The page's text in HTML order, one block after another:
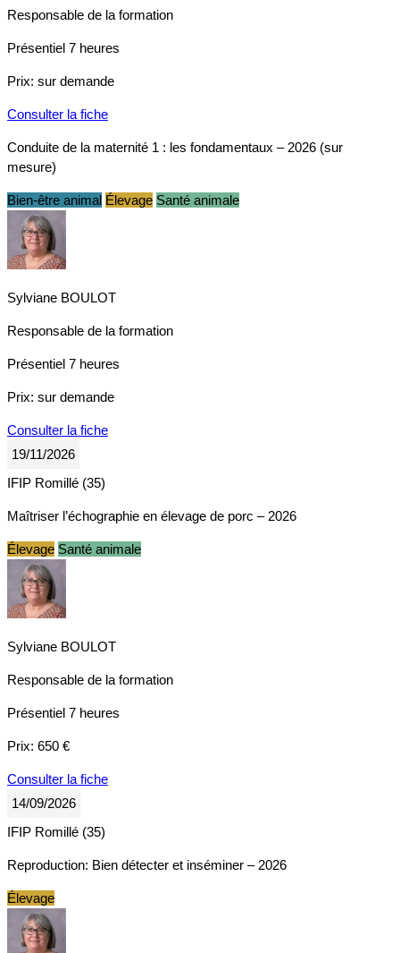
Responsable de la formation
Présentiel 7 heures
Prix: sur demande
Consulter la fiche
Conduite de la maternité 1 : les fondamentaux – 2026 (sur
mesure)
Bien-être animal Élevage Santé animale
Sylviane BOULOT
Responsable de la formation
Présentiel 7 heures
Prix: sur demande
Consulter la fiche
19/11/2026
IFIP Romillé (35)
Maîtriser l’échographie en élevage de porc – 2026
Élevage Santé animale
Sylviane BOULOT
Responsable de la formation
Présentiel 7 heures
Prix: 650 €
Consulter la fiche
14/09/2026
IFIP Romillé (35)
Reproduction: Bien détecter et inséminer – 2026
Élevage